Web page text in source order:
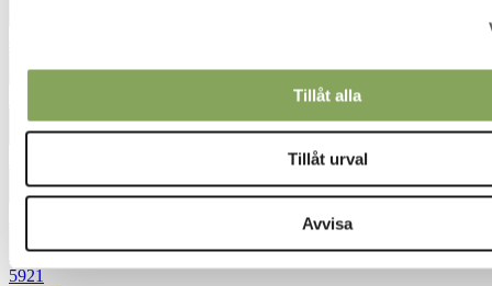
Tillåt alla
Tillåt urval
Avvisa
5921